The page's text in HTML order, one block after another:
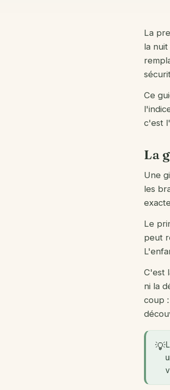
La
la
Ce
c'est
La
Une
les
Le
peut
C'est
ni la
coup
💡